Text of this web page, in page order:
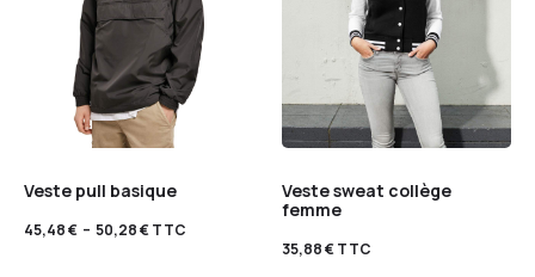
Veste pull basique
45,48€ – 50,28€TTC
Veste sweat collège
femme
35,88€TTC